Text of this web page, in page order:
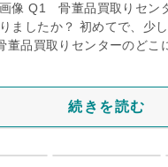
像 Q1 骨董品買取りセン
ましたか？ 初めてで、少
品買取りセンターのどこ
続きを読む